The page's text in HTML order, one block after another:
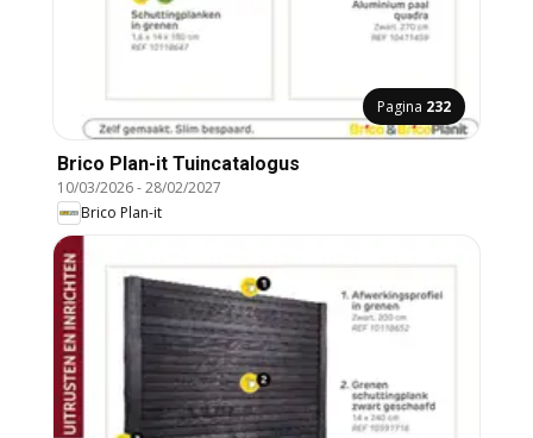
Pagina 232
Brico Plan-it Tuincatalogus
10/03/2026-28/02/2027
Brico Plan-it